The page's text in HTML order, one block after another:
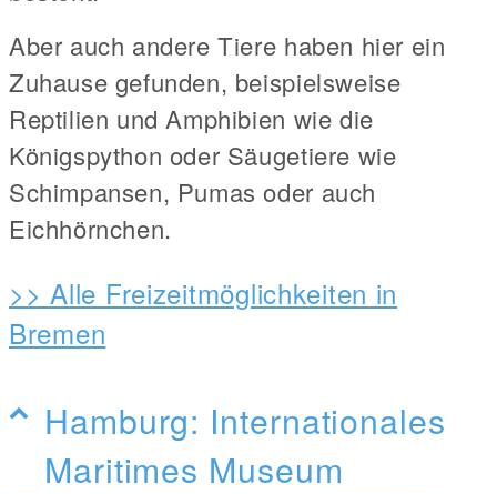
Aber auch andere Tiere haben hier ein
Zuhause gefunden, beispielsweise
Reptilien und Amphibien wie die
Königspython oder Säugetiere wie
Schimpansen, Pumas oder auch
Eichhörnchen.
>> Alle Freizeitmöglichkeiten in
Bremen
Hamburg: Internationales
Maritimes Museum